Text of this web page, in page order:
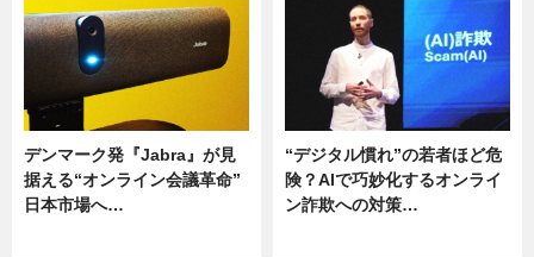
デンマーク発『Jabra』が見
据える“オンライン会議革命”
日本市場へ…
“デジタル慣れ”の若者ほど危
険？AIで巧妙化するオンライ
ン詐欺への対策…